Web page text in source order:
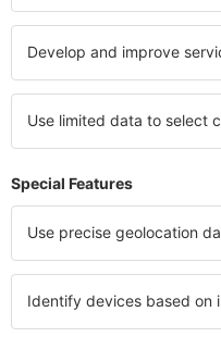
Sevierville?
najít
uvést cíl cesty a termín
systém rychle
Sevierville. Výběr
můžete podle typu
návštěvníků,
rezervace. Díky těmto
ubytování in
rezervovat pouze